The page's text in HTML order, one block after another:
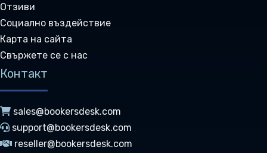
Отзиви
Социално въздействие
Карта на сайта
Свържете се с нас
Контакт
sales@bookersdesk.com
support@bookersdesk.com
reseller@bookersdesk.com